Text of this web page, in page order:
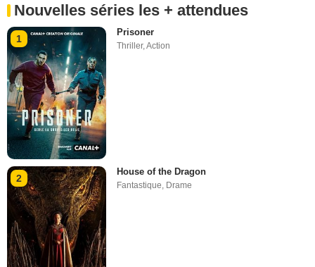
Nouvelles séries les + attendues
1
Prisoner
Thriller,Action
2
House of the Dragon
Fantastique, Drame